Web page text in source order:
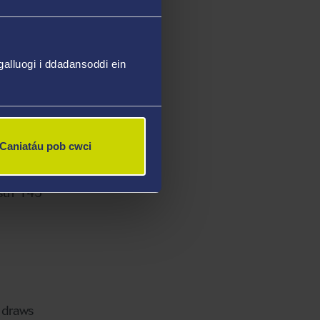
i ddadansoddi ein
Caniatáu pob cwci
yn
145